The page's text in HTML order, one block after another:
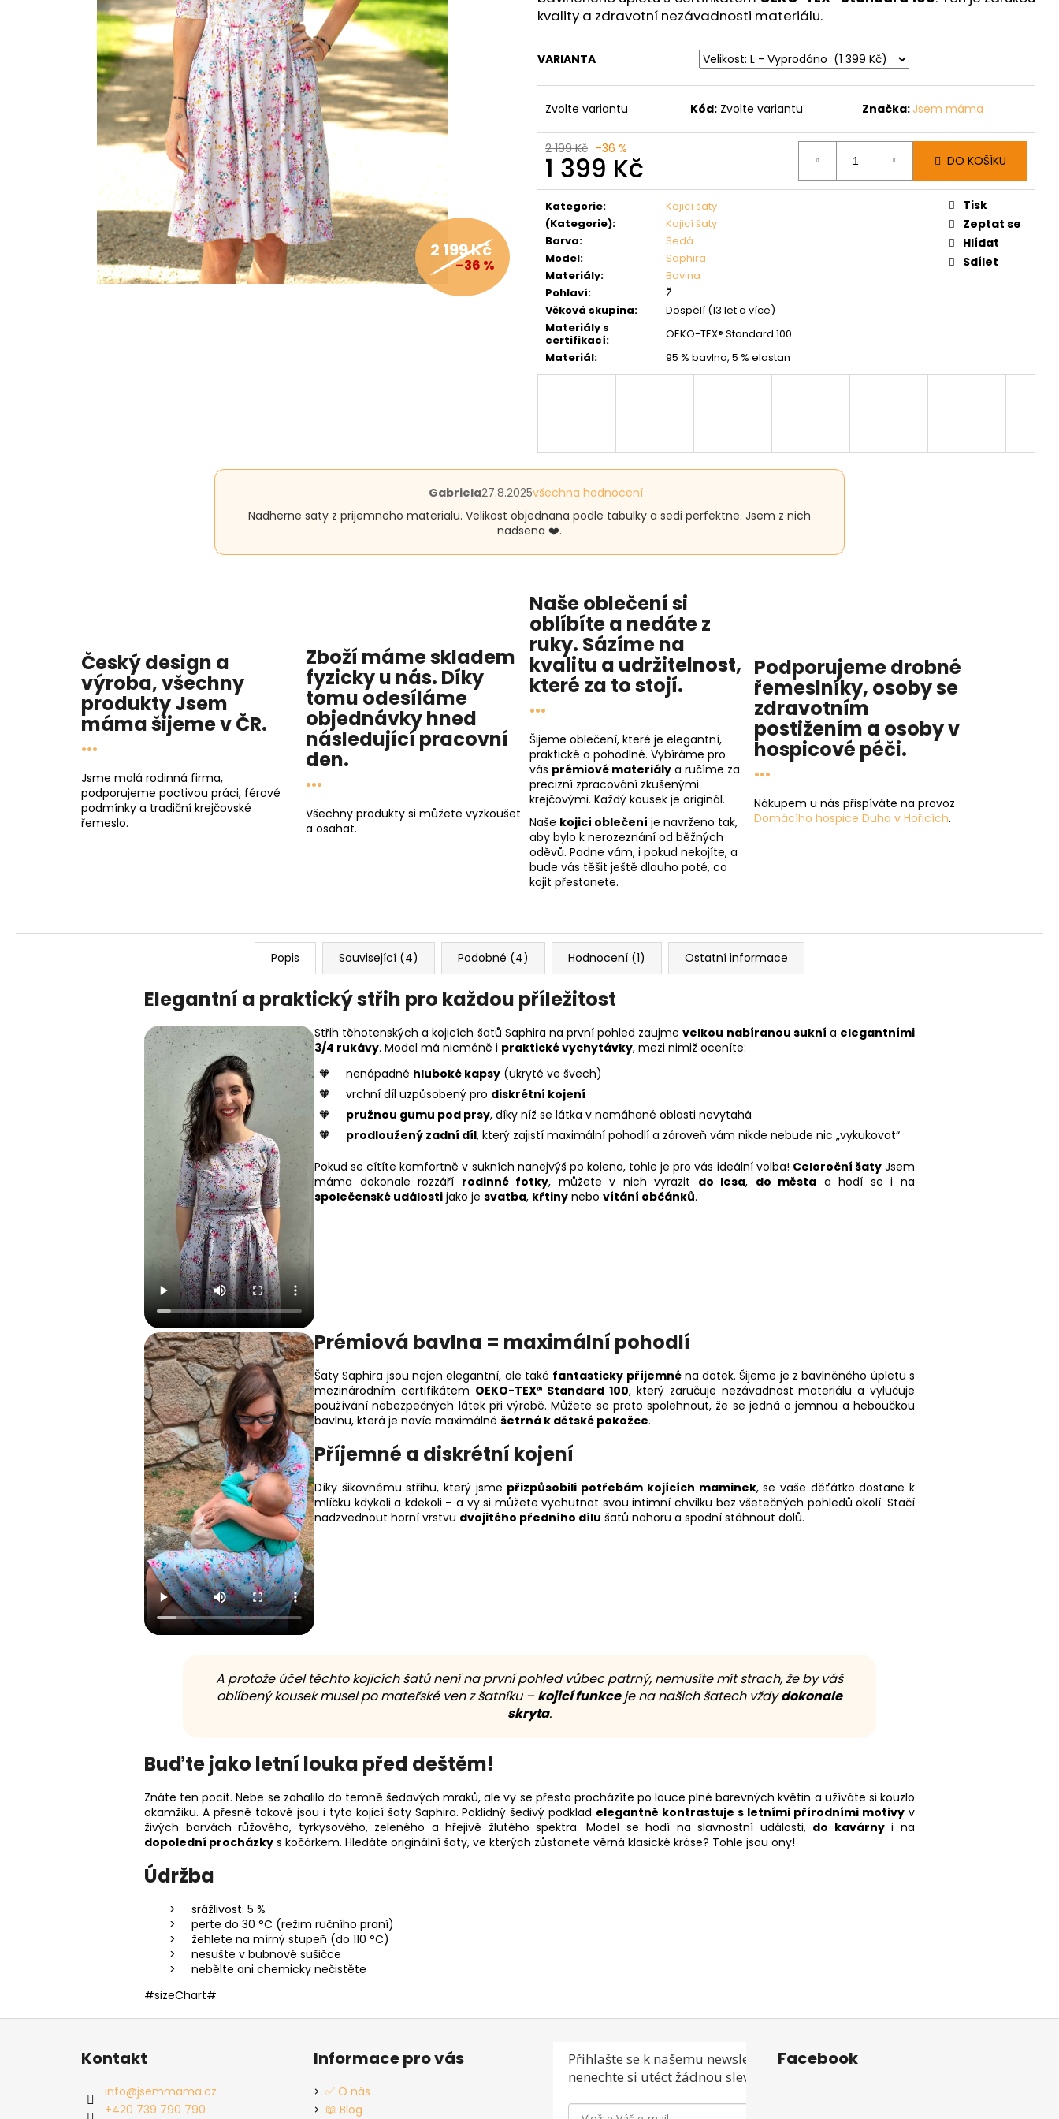
kvality a zdravotní nezávadnosti materiálu.
VARIANTA
Zvolte variantu Kód: Zvolte variantu Značka: Jsem máma
2 199 Kč –36 %
1 399 Kč
Měrná
cena:
DO KOŠÍKU
Kategorie:
Kojicí šaty
(Kategorie):
Kojicí šaty
Barva:
Šedá
Model:
Saphira
Materiály:
Bavlna
Pohlaví:
Ž
Věková skupina:
Dospělí (13 let a více)
Materiály s
certifikací:
OEKO-TEX® Standard 100
Materiál: 95 % bavlna, 5 % elastan
Tisk
Zeptat se
Hlídat
Sdílet
2 199 Kč
–36 %
Hodnocení
je
z
Gabriela27.8.2025všechna hodnocení
Nadherne saty z prijemneho materialu. Velikost objednana podle tabulky a sedi perfektne. Jsem z nich
nadsena ❤️.
Český design a
výroba, všechny
produktyJsem
mámašijeme v ČR.
...
Jsme malá rodinná firma,
podporujeme poctivou práci, férové
podmínky a tradiční krejčovské
řemeslo.
Zboží máme skladem
fyzicky u nás. Díky
tomu odesíláme
objednávky hned
následující pracovní
den.
...
Všechny produkty si můžete vyzkoušet
a osahat.
Naše oblečení si
oblíbíte a nedáte z
ruky. Sázíme na
kvalitu a udržitelnost,
které za to stojí.
...
Šijeme oblečení, které je elegantní,
praktické a pohodlné. Vybíráme pro
vás prémiové materiály a ručíme za
precizní zpracování zkušenými
krejčovými. Každý kousek je originál.
Naše kojicí oblečení je navrženo tak,
aby bylo k nerozeznání od běžných
oděvů. Padne vám, i pokud nekojíte, a
bude vás těšit ještě dlouho poté, co
kojit přestanete.
Podporujeme drobné
řemeslníky, osoby se
zdravotním
postižením a osoby v
hospicové péči.
...
Nákupem u nás přispíváte na provoz
Domácího hospice Duha v Hořicích.
Popis Související (4) Podobné (4) Hodnocení (1) Ostatní informace
Elegantní a praktický střih pro každou příležitost
Střih těhotenských a kojicích šatů Saphira na první pohled zaujmevelkou nabíranou sukní a elegantními
3/4 rukávy. Model má nicméně i praktické vychytávky, mezi nimiž oceníte:
nenápadné hluboké kapsy (ukryté ve švech)
vrchní díl uzpůsobený pro diskrétní kojení
pružnou gumu pod prsy, díky níž se látka v namáhané oblasti nevytahá
prodloužený zadní díl, který zajistí maximální pohodlí a zároveň vám nikde nebude nic „vykukovat“
Pokud se cítíte komfortně v sukních nanejvýš po kolena, tohle je pro vás ideální volba! Celoroční šatyJsem
máma dokonale rozzáří rodinné fotky, můžete v nich vyrazit do lesa, do města a hodí se i na
společenské události jako je svatba, křtiny nebo vítání občánků.
Prémiová bavlna = maximální pohodlí
Šaty Saphira jsou nejen elegantní, ale také fantasticky příjemnéna dotek. Šijeme je z bavlněného úpletu s
mezinárodním certifikátem OEKO-TEX® Standard 100, který zaručuje nezávadnost materiálu a vylučuje
používání nebezpečných látek při výrobě. Můžete se proto spolehnout, že se jedná o jemnou a heboučkou
bavlnu, která je navíc maximálně šetrná k dětské pokožce.
Příjemné a diskrétní kojení
Díky šikovnému střihu, který jsme přizpůsobili potřebám kojících maminek, se vaše děťátko dostane k
mlíčku kdykoli a kdekoli – a vy si můžete vychutnat svou intimní chvilku bez všetečných pohledů okolí. Stačí
nadzvednout horní vrstvu dvojitého předního dílu šatů nahoru a spodní stáhnout dolů.
A protože účel těchto kojicích šatů není na první pohled vůbec patrný, nemusíte mít strach, že by váš
oblíbený kousek musel po mateřské ven z šatníku – kojicí funkceje na našich šatech vždydokonale
skryta.
Buďte jako letní louka před deštěm!
Znáte ten pocit. Nebe se zahalilo do temně šedavých mraků, ale vy se přesto procházíte po louce plné barevných květin a užíváte si kouzlo
okamžiku. A přesně takové jsou i tyto kojicí šaty Saphira. Poklidný šedivý podklad elegantně kontrastuje s letními přírodními motivy v
živých barvách růžového, tyrkysového, zeleného a hřejivě žlutého spektra. Model se hodí na slavnostní události, do kavárnyi na
dopolední procházky s kočárkem. Hledáte originální šaty, ve kterých zůstanete věrná klasické kráse? Tohle jsou ony!
Údržba
srážlivost: 5 %
perte do 30 °C (režim ručního praní)
žehlete na mírný stupeň (do 110 °C)
nesušte v bubnové sušičce
nebělte ani chemicky nečistěte
#sizeChart#
Z
Kontakt
info@jsemmama.cz
+420 739 790 790
Informace pro vás
✅ O nás
📖 Blog
Přihlašte se k našemu newsletteru a
nenechte si utéct žádnou slevu ani akci!
Facebook